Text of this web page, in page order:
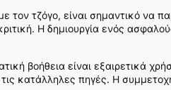
τζόγο, είναι σημαντικό να
Η δημιουργία ενός
βοήθεια είναι εξαιρετικά
κατάλληλες πηγές. Η